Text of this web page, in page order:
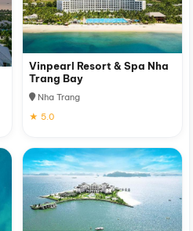
Vinpearl Resort & Spa Nha
Trang Bay
Nha Trang
★ 5.0